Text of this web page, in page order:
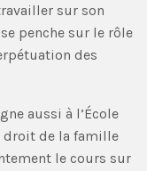
sur son
penche sur le rôle
des
aussi à l’École
droit de la famille
le cours sur